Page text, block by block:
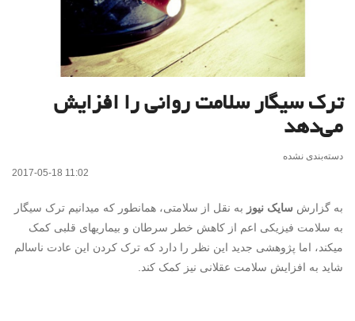
ترک سیگار سلامت روانی را افزایش
می‌دهد
دسته‌بندی نشده
2017-05-18 11:02
به گزارش سایک نیوز به نقل از سلامتی، همانطور که میدانیم ترک سیگار
به سلامت فیزیکی اعم از کاهش خطر سرطان و بیماریهای قلبی کمک
میکند، اما پژوهشی جدید این نظر را دارد که ترک کردن این عادت ناسالم
شاید به افزایش سلامت عقلانی نیز کمک کند.